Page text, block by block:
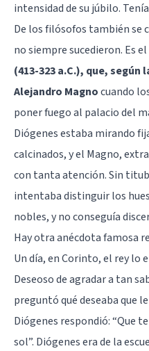
intensidad de su júbilo.
De los filósofos también se
no siempre sucedieron. Es el
(413-323 a.C.), que,
Alejandro Magnocuando
poner fuego al palacio del
Diógenes estaba mirando
calcinados, y el Magno,
con tanta atención. Sin
intentaba distinguir los
nobles, y no conseguía
Hay otra anécdota famosa
Un día, en Corinto, el rey lo
Deseoso de agradar a tan
preguntó qué deseaba que
Diógenes respondió: “Que
sol”. Diógenes era de la